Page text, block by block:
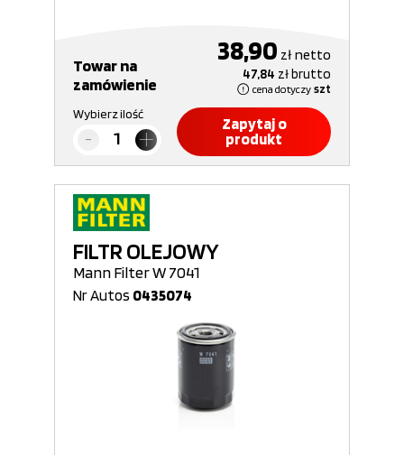
Towar na
zamówienie
38,90 złnetto
47,84 złbrutto
cena dotyczy szt
Wybierz ilość
Zapytaj o
produkt
FILTR OLEJOWY
Mann Filter W 7041
Nr Autos 0435074